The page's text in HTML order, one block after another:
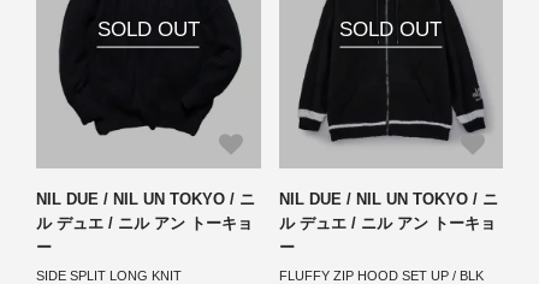
SOLD OUT
NIL DUE / NIL UN TOKYO / ニ
ル デュエ / ニル アン トーキョ
ー
SIDE SPLIT LONG KNIT
SOLD OUT
NIL DUE / NIL UN TOKYO / ニ
ル デュエ / ニル アン トーキョ
ー
FLUFFY ZIP HOOD SET UP / BLK